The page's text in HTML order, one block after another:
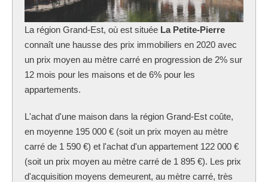
La région Grand-Est, où est située La Petite-Pierre
connaît une hausse des prix immobiliers en 2020 avec
un prix moyen au mètre carré en progression de 2% sur
12 mois pour les maisons et de 6% pour les
appartements.
L'achat d'une maison dans la région Grand-Est coûte,
en moyenne 195 000 € (soit un prix moyen au mètre
carré de 1 590 €) et l'achat d'un appartement 122 000 €
(soit un prix moyen au mètre carré de 1 895 €). Les prix
d'acquisition moyens demeurent, au mètre carré, très